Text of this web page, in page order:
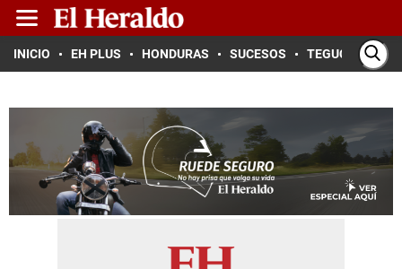
INICIO EH PLUS HONDURAS SUCESOS TEGUCIGALPA